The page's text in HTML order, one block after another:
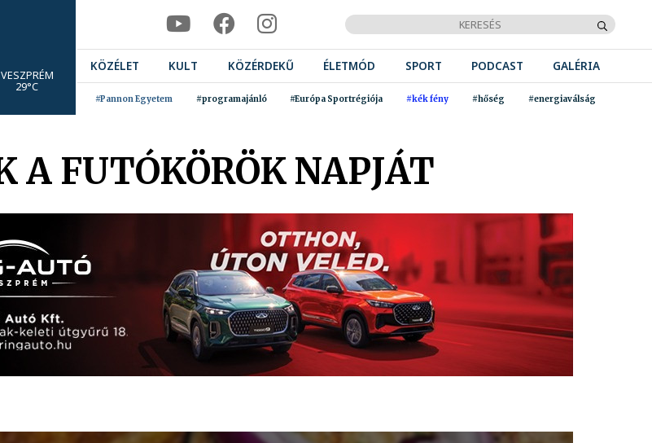
VESZPRÉM
29°C
KÖZÉLET KULT KÖZÉRDEKŰ ÉLETMÓD SPORT PODCAST GALÉRIA
#Pannon Egyetem #programajánló #Európa Sportrégiója #kék fény #hőség #energiaválság
FUTÓKÖRÖK NAPJÁT